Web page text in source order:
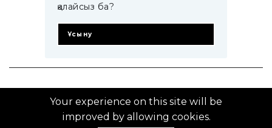
қалайсыз ба?
Ұсыну
© 2014–2025 ZTB.KZ
Your experience on this site will be
improved by allowing cookies.